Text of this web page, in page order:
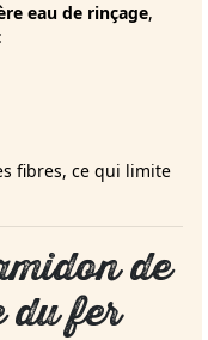
eau de rinçage,
fibres, ce qui limite
de
du fer